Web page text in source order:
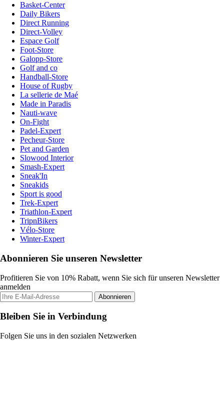
Basket-Center
Daily Bikers
Direct Running
Direct-Volley
Espace Golf
Foot-Store
Galopp-Store
Golf and co
Handball-Store
House of Rugby
La sellerie de Maé
Made in Paradis
Nauti-wave
On-Fight
Padel-Expert
Pecheur-Store
Pet and Garden
Slowood Interior
Smash-Expert
Sneak'In
Sneakids
Sport is good
Trek-Expert
Triathlon-Expert
TripnBikers
Vélo-Store
Winter-Expert
Abonnieren Sie unseren Newsletter
Profitieren Sie von 10% Rabatt, wenn Sie sich für unseren Newsletter
anmelden
Abonnieren
Bleiben Sie in Verbindung
Folgen Sie uns in den sozialen Netzwerken